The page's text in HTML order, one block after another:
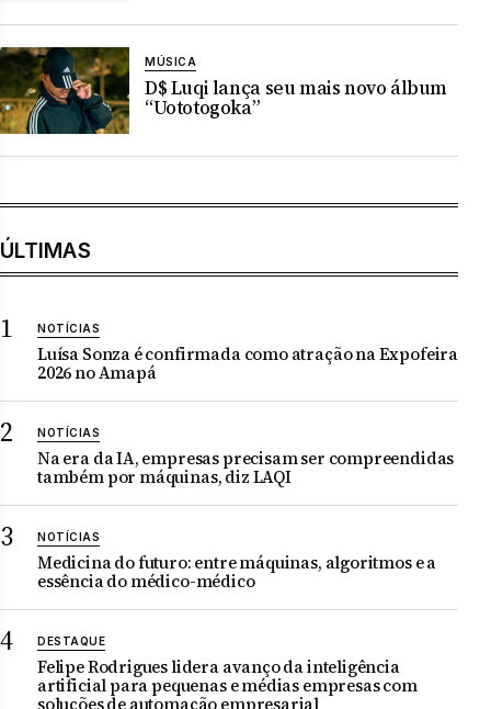
MÚSICA
D$ Luqi lança seu mais novo álbum
“Uototogoka”
ÚLTIMAS
NOTÍCIAS
Luísa Sonza é confirmada como atração na Expofeira
2026 no Amapá
NOTÍCIAS
Na era da IA, empresas precisam ser compreendidas
também por máquinas, diz LAQI
NOTÍCIAS
Medicina do futuro: entre máquinas, algoritmos e a
essência do médico-médico
DESTAQUE
Felipe Rodrigues lidera avanço da inteligência
artificial para pequenas e médias empresas com
soluções de automação empresarial